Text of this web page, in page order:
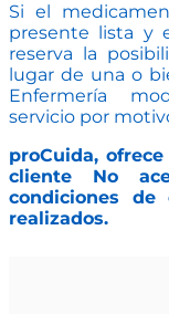
Si el
presente lista y
reserva la
lugar de una o
Enfermería
servicio por
proCuida,
cliente No
condiciones de
realizados.